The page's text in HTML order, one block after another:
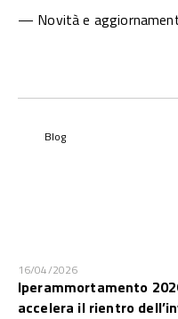
— Novità e
Blog
16/04/2026
Iperammortamento
accelera il rientro